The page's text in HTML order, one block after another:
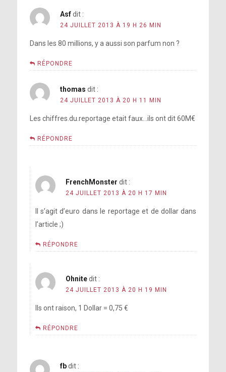
Asf dit :
24 JUILLET 2013 À 19 H 26 MIN
Dans les 80 millions, y a aussi son parfum non ?
RÉPONDRE
thomas dit :
24 JUILLET 2013 À 20 H 11 MIN
Les chiffres.du.reportage etait faux…ils ont dit 60M€
RÉPONDRE
FrenchMonster dit :
24 JUILLET 2013 À 20 H 17 MIN
Il s’agit d’euro dans le reportage et de dollar dans
l’article ;)
RÉPONDRE
Ohnite dit :
24 JUILLET 2013 À 20 H 19 MIN
Ils ont raison, 1 Dollar = 0,75 €
RÉPONDRE
fb dit :